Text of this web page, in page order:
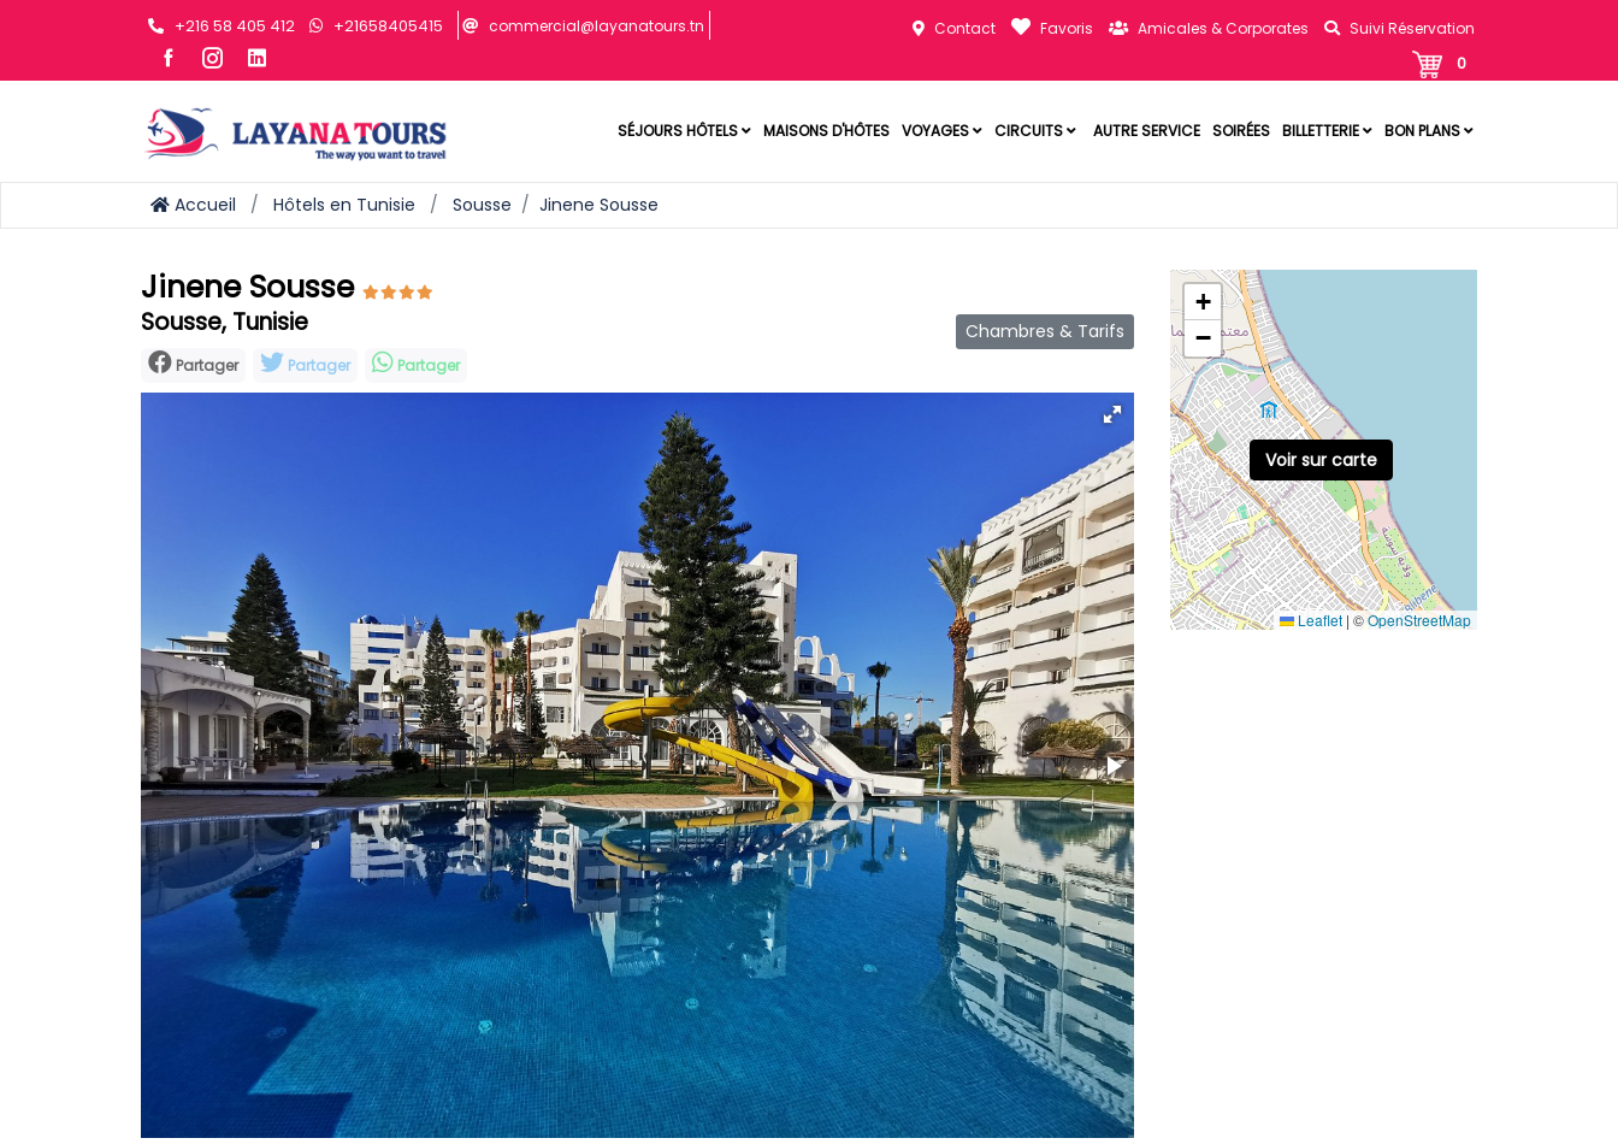
+216 58 405 412 +21658405415 commercial@layanatours.tn Contact Favoris Amicales & Corporates Suivi Réservation
0
SÉJOURS HÔTELS MAISONS D'HÔTES VOYAGES CIRCUITS AUTRE SERVICE SOIRÉES BILLETTERIE BON PLANS
Accueil Hôtels en Tunisie Sousse Jinene Sousse
Jinene Sousse
Sousse, Tunisie
Partager Partager Partager
Chambres & Tarifs
+
−
Leaflet | ©OpenStreetMap
Voir sur carte